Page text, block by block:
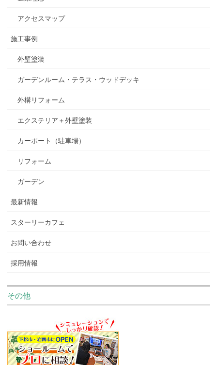
アクセスマップ
施工事例
外壁塗装
ガーデンルーム・テラス・ウッドデッキ
外構リフォーム
エクステリア＋外壁塗装
カーポート（駐車場）
リフォーム
ガーデン
最新情報
スターリーカフェ
お問い合わせ
採用情報
その他